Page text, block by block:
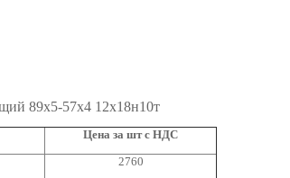
89x5-57x4 12х18н10т
Цена за шт с НДС
2760